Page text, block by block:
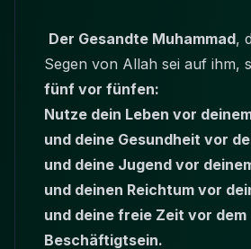
Der Gesandte Muhammad,
Segen von Allah sei auf ihm,
fünf vor fünfen:
Nutze dein Leben vor
und deine Gesundheit vor
und deine Jugend vor
und deinen Reichtum vor
und deine freie Zeit vor dem
Beschäftigtsein.